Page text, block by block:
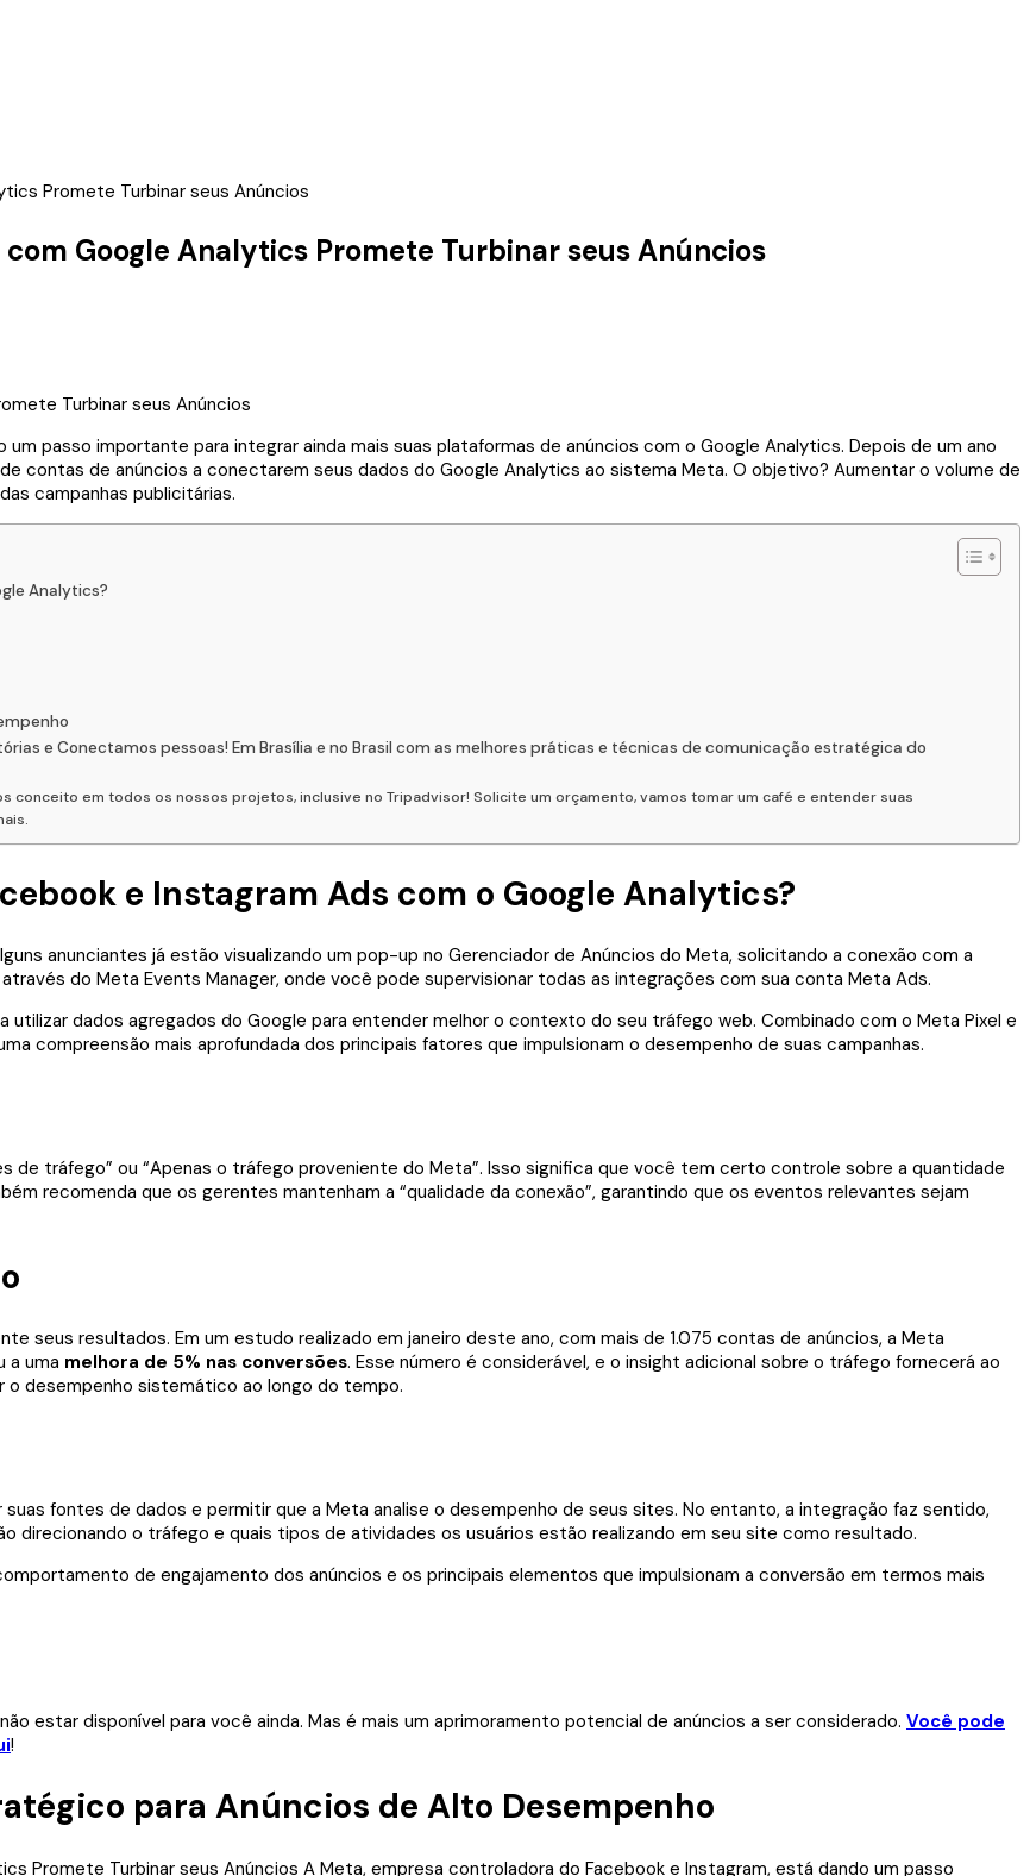
Promete Turbinar seus Anúncios
Google Analytics Promete Turbinar seus Anúncios
passo importante para integrar ainda mais suas plataformas de anúncios com o Google Analytics. Depois de um ano
contas de anúncios a conectarem seus dados do Google Analytics ao sistema Meta. O objetivo? Aumentar o volume de
campanhas publicitárias.
Analytics?
e Conectamos pessoas! Em Brasília e no Brasil com as melhores práticas e técnicas de comunicação estratégica do
conceito em todos os nossos projetos, inclusive no Tripadvisor! Solicite um orçamento, vamos tomar um café e entender suas
e Instagram Ads com o Google Analytics?
anunciantes já estão visualizando um pop-up no Gerenciador de Anúncios do Meta, solicitando a conexão com a
do Meta Events Manager, onde você pode supervisionar todas as integrações com sua conta Meta Ads.
dados agregados do Google para entender melhor o contexto do seu tráfego web. Combinado com o Meta Pixel e
compreensão mais aprofundada dos principais fatores que impulsionam o desempenho de suas campanhas.
tráfego” ou “Apenas o tráfego proveniente do Meta”. Isso significa que você tem certo controle sobre a quantidade
recomenda que os gerentes mantenham a “qualidade da conexão”, garantindo que os eventos relevantes sejam
seus resultados. Em um estudo realizado em janeiro deste ano, com mais de 1.075 contas de anúncios, a Meta
a uma melhora de 5% nas conversões. Esse número é considerável, e o insight adicional sobre o tráfego fornecerá ao
desempenho sistemático ao longo do tempo.
fontes de dados e permitir que a Meta analise o desempenho de seus sites. No entanto, a integração faz sentido,
direcionando o tráfego e quais tipos de atividades os usuários estão realizando em seu site como resultado.
de engajamento dos anúncios e os principais elementos que impulsionam a conversão em termos mais
estar disponível para você ainda. Mas é mais um aprimoramento potencial de anúncios a ser considerado. Você pode
!
para Anúncios de Alto Desempenho